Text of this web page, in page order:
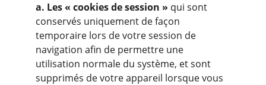
a. Les « cookies de session » qui sont
conservés uniquement de façon
temporaire lors de votre session de
navigation afin de permettre une
utilisation normale du système, et sont
supprimés de votre appareil lorsque vous